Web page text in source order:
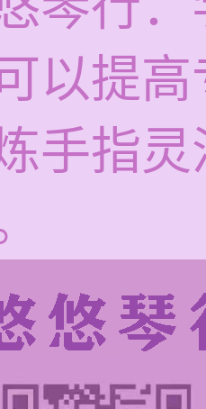
以提
手指